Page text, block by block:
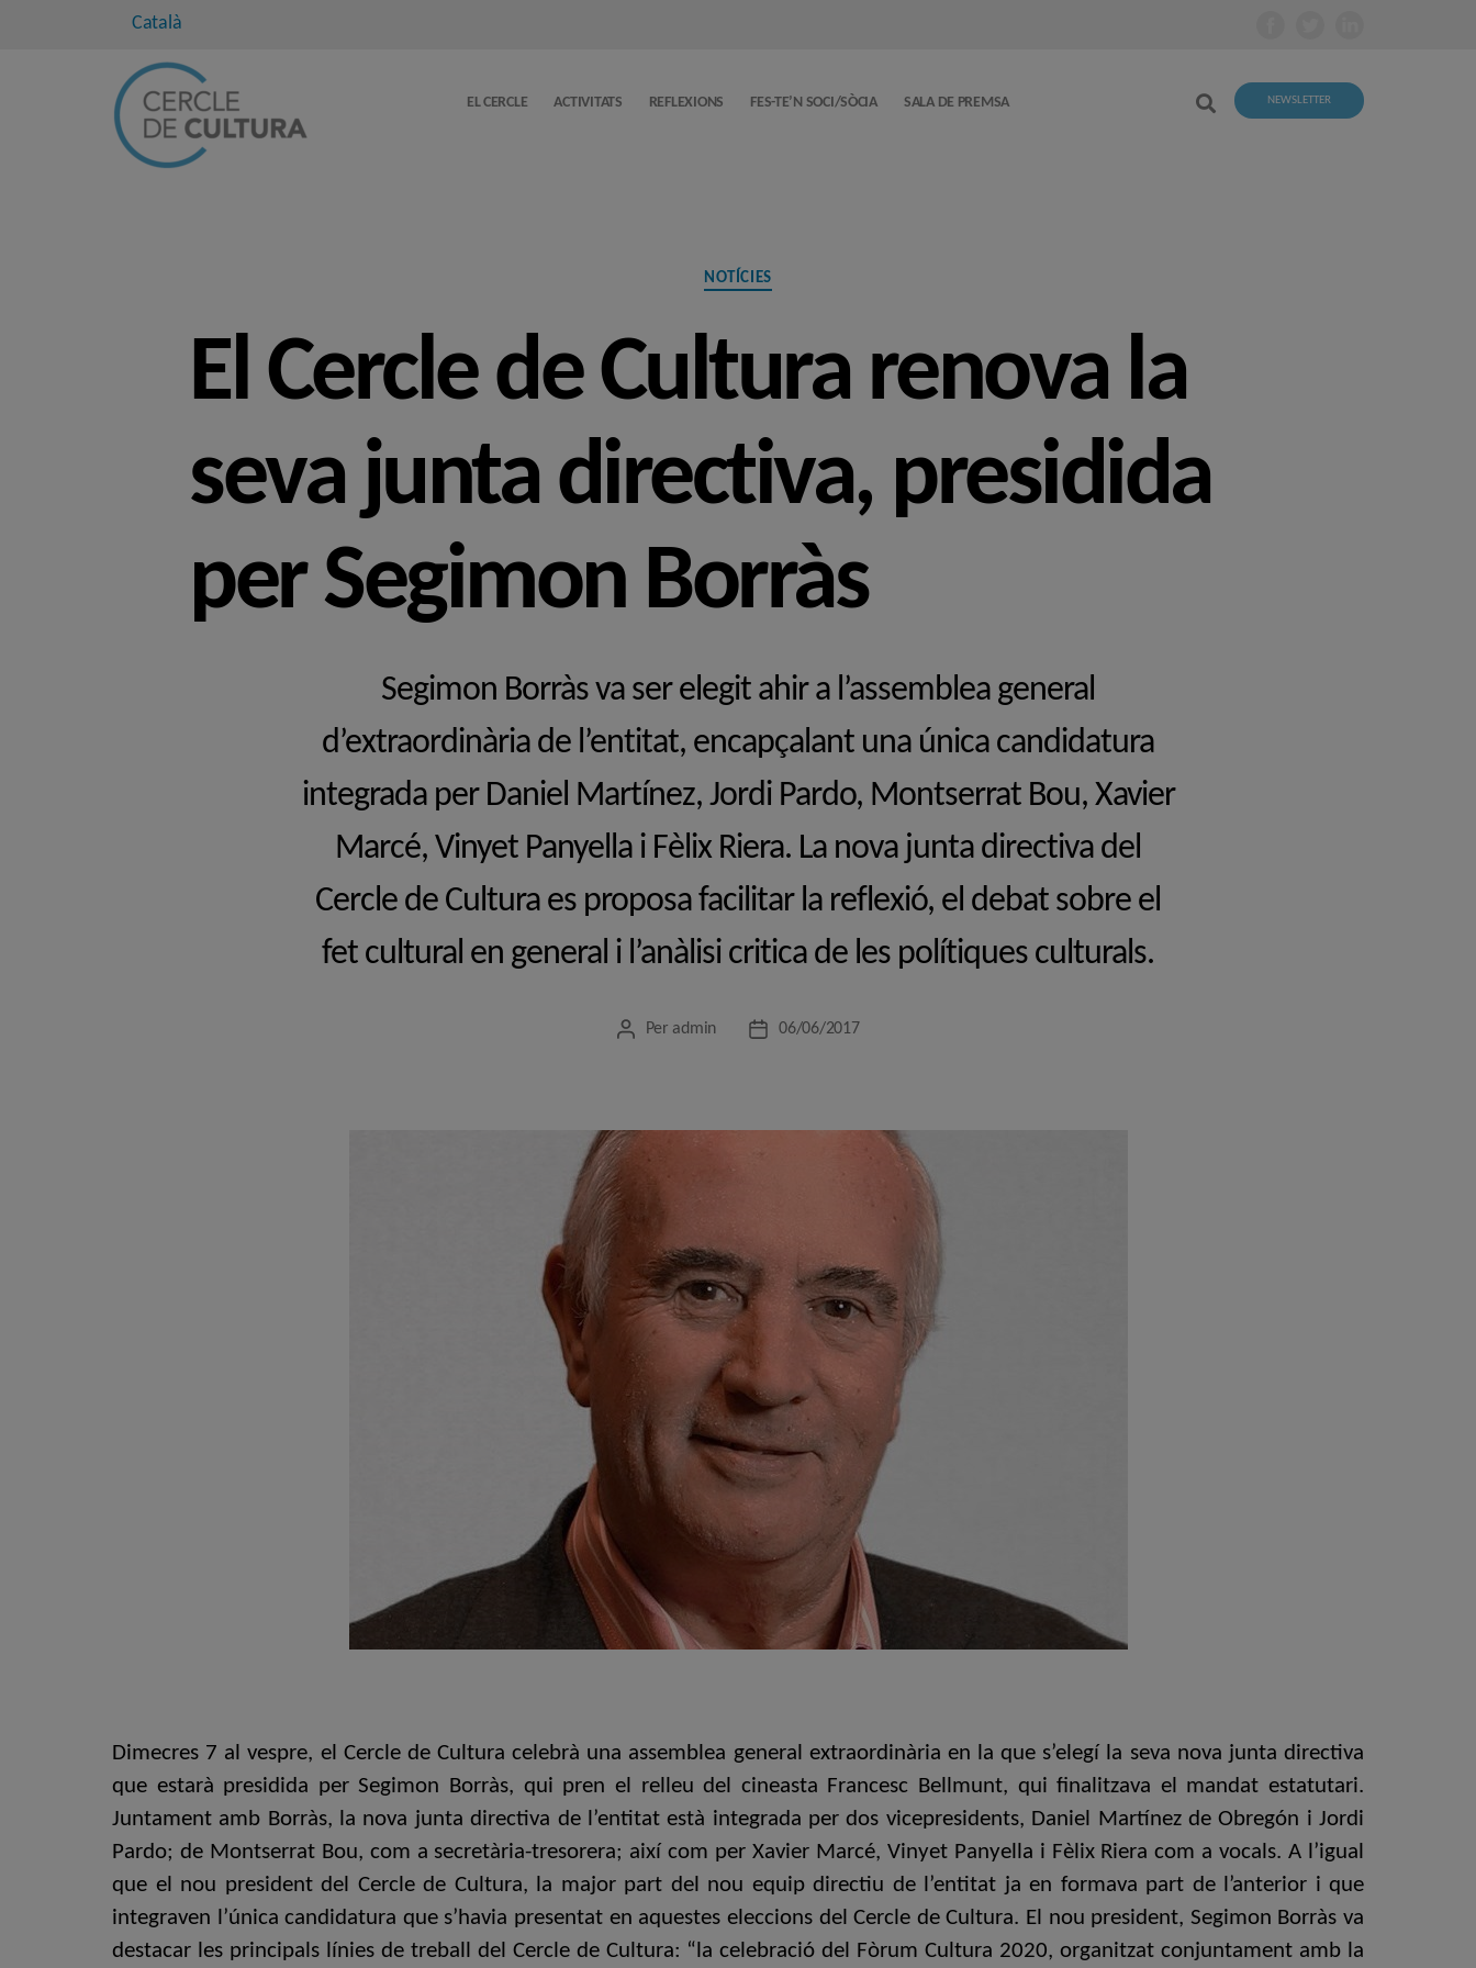
Català
EL CERCLE ACTIVITATS REFLEXIONS FES-TE’N SOCI/SÒCIA SALA DE PREMSA NEWSLETTER
Categories
NOTÍCIES
El Cercle de Cultura renova la
seva junta directiva, presidida
per Segimon Borràs
Segimon Borràs va ser elegit ahir a l’assemblea general
d’extraordinària de l’entitat, encapçalant una única candidatura
integrada per Daniel Martínez, Jordi Pardo, Montserrat Bou, Xavier
Marcé, Vinyet Panyella i Fèlix Riera. La nova junta directiva del
Cercle de Cultura es proposa facilitar la reflexió, el debat sobre el
fet cultural en general i l’anàlisi critica de les polítiques culturals.
Autor
Per admin
Data06/06/2017
Dimecres 7 al vespre, el Cercle de Cultura celebrà una assemblea general extraordinària en la que s’elegí la seva nova junta directiva
que estarà presidida per Segimon Borràs, qui pren el relleu del cineasta Francesc Bellmunt, qui finalitzava el mandat estatutari.
Juntament amb Borràs, la nova junta directiva de l’entitat està integrada per dos vicepresidents, Daniel Martínez de Obregón i Jordi
Pardo; de Montserrat Bou, com a secretària-tresorera; així com per Xavier Marcé, Vinyet Panyella i Fèlix Riera com a vocals. A l’igual
que el nou president del Cercle de Cultura, la major part del nou equip directiu de l’entitat ja en formava part de l’anterior i que
integraven l’única candidatura que s’havia presentat en aquestes eleccions del Cercle de Cultura. El nou president, Segimon Borràs va
destacar les principals línies de treball del Cercle de Cultura: “la celebració del Fòrum Cultura 2020, organitzat conjuntament amb la